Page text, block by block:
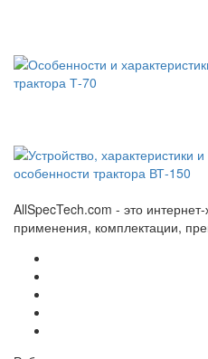
AllSpecTech.com - это
применения, комплектации,